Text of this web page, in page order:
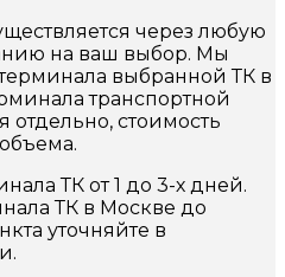
через любую
на ваш выбор. Мы
выбранной ТК в
транспортной
отдельно, стоимость
ТК от 1 до 3-х дней.
ТК в Москве до
уточняйте в